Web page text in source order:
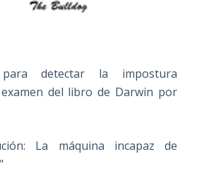
detectar la impostura
examen del libro de Darwin por
La máquina incapaz de